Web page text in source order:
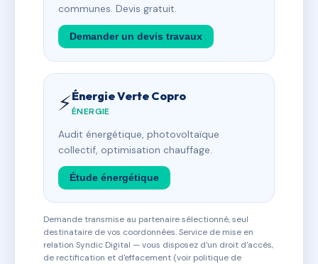
communes. Devis gratuit.
Demander un devis travaux
⚡Énergie Verte Copro
ÉNERGIE
Audit énergétique, photovoltaïque
collectif, optimisation chauffage.
Étude énergétique
Demande transmise au partenaire sélectionné, seul
destinataire de vos coordonnées. Service de mise en
relation Syndic Digital — vous disposez d'un droit d'accès,
de rectification et d'effacement (voir politique de